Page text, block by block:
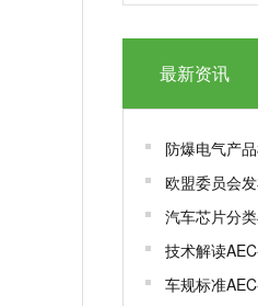
最新资讯
防爆电气产
欧盟委员会发布(EU)
汽车芯片分类与
技术解读AEC-Q104
车规标准AEC-